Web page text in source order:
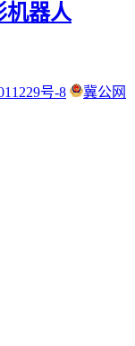
机器人
号-8
冀公网